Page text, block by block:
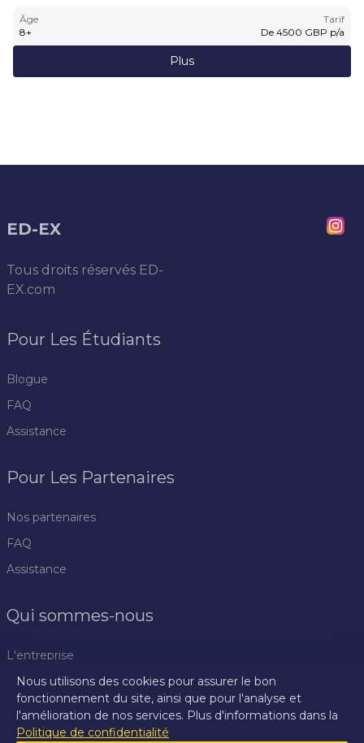
Âge
8+
Tarif
De 4500 GBP p/a
Plus
ED-EX
Tous droits réservés ED-
EX.com
Pour Les Étudiants
Blogue
FAQ
Assistance
Pour Les Partenaires
Nos partenaires
FAQ
Assistance
Qui sommes-nous
L'entreprise
Politique de confidentialité
Règlement
Centre de presse
Nous utilisons des cookies pour assurer le bon
fonctionnement du site, ainsi que pour l'analyse et
l'amélioration de nos services. Plus d'informations dans la
Politique de confidentialité